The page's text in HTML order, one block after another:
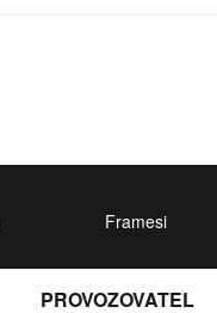
Framesi
PROVOZOVATEL